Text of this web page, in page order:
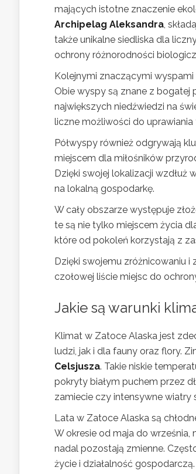
mających istotne znaczenie
Archipelag Aleksandra ,
także unikalne siedliska dla
ochrony różnorodności
Kolejnymi znaczącymi
Obie wyspy są znane z bogatej
największych niedźwiedzi na
liczne możliwości do
Półwyspy również odgrywają
miejscem dla miłośników
Dzięki swojej lokalizacji wzdłuż
na lokalną gospodarkę.
W cały obszarze występuje
te są nie tylko miejscem życia
które od pokoleń korzystają z
Dzięki swojemu zróżnicowaniu
czołowej liście miejsc do
Jakie są warunki
Klimat w Zatoce Alaska jest
ludzi, jak i dla fauny oraz flory.
Celsjusza. Takie niskie
pokryty białym puchem przez
zamiecie czy intensywne wiatry
Lata w Zatoce Alaska są
W okresie od maja do
nadal pozostają zmienne.
życie i działalność gospodarczą.